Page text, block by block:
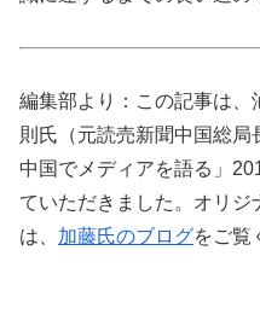
編集部より：この記事は、
則氏（元読売新聞中国総
中国でメディアを語る」
ていただきました。オリ
は、 加藤氏のブログをご覧